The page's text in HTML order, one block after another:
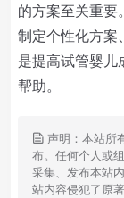
的方案至关重要
制定个性化方案
是提高试管婴儿
帮助。
声明：本站所
布。任何个人或
采集、发布本站
站内容侵犯了原